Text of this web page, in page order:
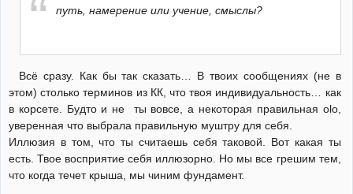
путь, намерение или учение, смыслы?
Всё сразу. Как бы так сказать… В твоих сообщениях (не в
этом) столько терминов из КК, что твоя индивидуальность… как
в корсете. Будто и не ты вовсе, а некоторая правильная olo,
уверенная что выбрала правильную муштру для себя.
Иллюзия в том, что ты считаешь себя таковой. Вот какая ты
есть. Твое восприятие себя иллюзорно. Но мы все грешим тем,
что когда течет крыша, мы чиним фундамент.